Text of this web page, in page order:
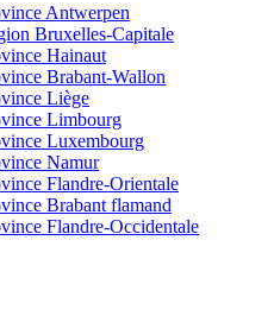
Antwerpen
Bruxelles-Capitale
Hainaut
Brabant-Wallon
Liège
Limbourg
Luxembourg
Namur
Flandre-Orientale
Brabant flamand
Flandre-Occidentale